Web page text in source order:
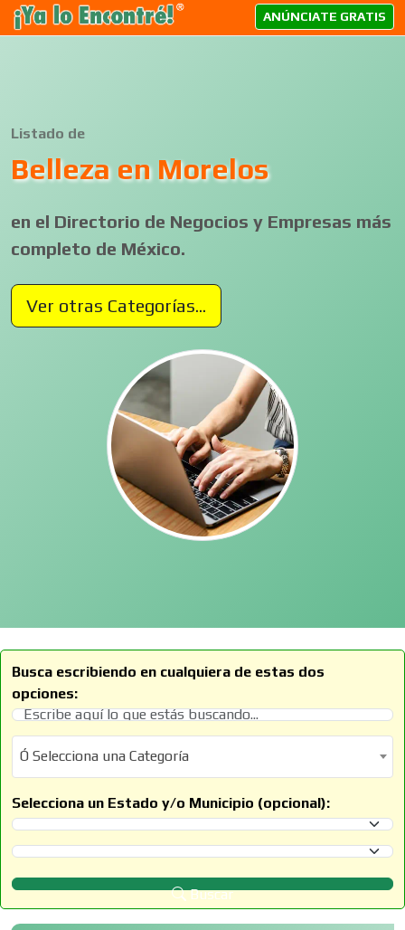
ANÚNCIATE GRATIS
Listado de
Belleza en Morelos
en el Directorio de Negocios y Empresas más
completo de México.
Ver otras Categorías...
Busca escribiendo en cualquiera de estas dos
opciones:
Ó Selecciona una Categoría
Ó Selecciona una Categoría
Selecciona un Estado y/o Municipio (opcional):
Selecciona un Estado
Selecciona un Municipio
Buscar